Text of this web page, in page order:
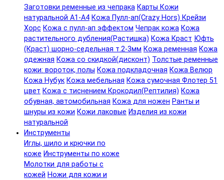
Заготовки ременные из чепрака Карты Кожи
натуральной А1-А4 Кожа Пулл-ап(Crazy Hors) Крейзи
Хорс Кожа с пулл-ап эффектом Чепрак кожа Кожа
растительного дубления(Растишка) Кожа Краст Юфть
(Краст) шорно-седельная т.2-3мм Кожа ременная Кожа
одежная Кожа со скидкой(дисконт) Толстые ременные
кожи: вороток, полы Кожа подкладочная Кожа Велюр
Кожа Нубук Кожа мебельная Кожа сумочная Флотер 51
цвет Кожа с тиснением Крокодил(Рептилия) Кожа
обувная, автомобильная Кожа для ножен Ранты и
шнуры из кожи Кожи лаковые Изделия из кожи
натуральной
Инструменты
Иглы, шило и крючки по
коже Инструменты по коже
Молотки для работы с
кожей Ножи для кожи и